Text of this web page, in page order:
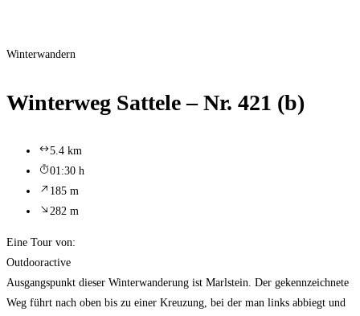
Winterwandern
Winterweg Sattele – Nr. 421 (b)
5.4 km
01:30 h
185 m
282 m
Eine Tour von:
Outdooractive
Ausgangspunkt dieser Winterwanderung ist Marlstein. Der gekennzeichnete
Weg führt nach oben bis zu einer Kreuzung, bei der man links abbiegt und